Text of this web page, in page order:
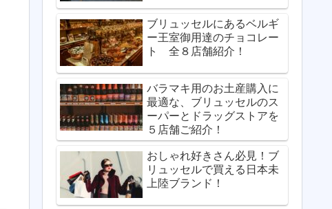
ブリュッセルにあるベルギ
ー王室御用達のチョコレー
ト 全８店舗紹介！
バラマキ用のお土産購入に
最適な、ブリュッセルのス
ーパーとドラッグストアを
５店舗ご紹介！
おしゃれ好きさん必見！ブ
リュッセルで買える日本未
上陸ブランド！